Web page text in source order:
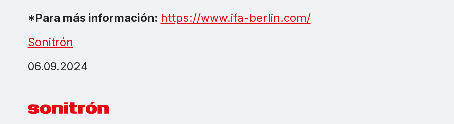
*Para más información: https://www.ifa-berlin.com/
Sonitrón
06.09.2024